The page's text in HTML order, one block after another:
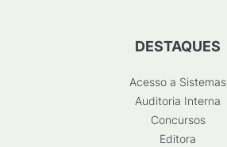
DESTAQUES
Acesso a Sistemas
Auditoria Interna
Concursos
Editora